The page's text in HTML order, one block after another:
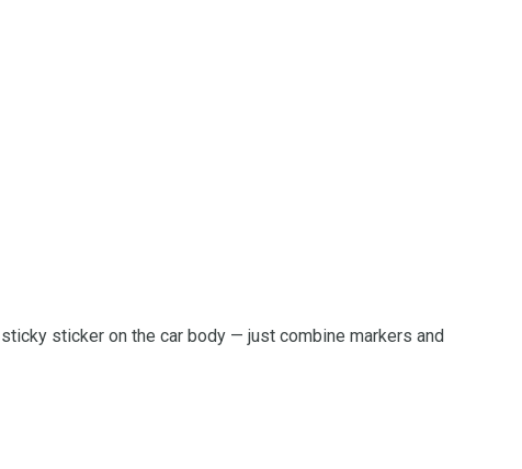
sticker on the car body — just combine markers and